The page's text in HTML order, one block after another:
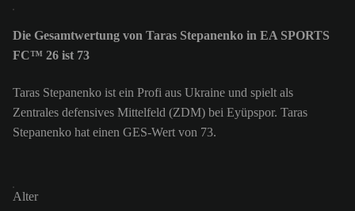
Die Gesamtwertung von Taras Stepanenko in EA SPORTS
FC™ 26 ist 73
Taras Stepanenko ist ein Profi aus Ukraine und spielt als
Zentrales defensives Mittelfeld (ZDM) bei Eyüpspor. Taras
Stepanenko hat einen GES-Wert von 73.
Alter